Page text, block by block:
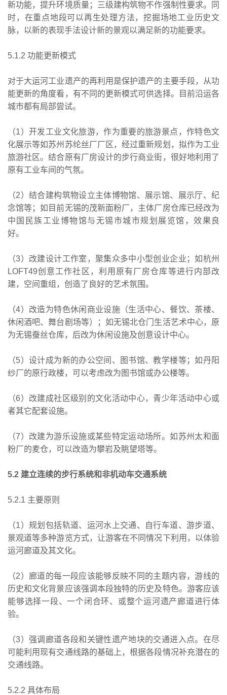
新功能，提升环境质量；三级建构筑物不作强制性要求。同
时，在重点地段可以再生处理方法，挖掘场地工业历史文
脉，以新的表现手法设计新的景观以满足新的功能要求。
5.1.2 功能更新模式
对于大运河工业遗产的再利用是保护遗产的主要手段，从功
能更新的角度看，有不同的更新模式可供选择。目前沿运各
城市都有局部尝试。
（1）开发工业文化旅游，作为重要的旅游景点，作特色文
化展示等如苏州苏纶丝厂厂区，经过重新规划，拟作为工业
旅游社区。结合原有厂房设计的步行商业街，很好地利用了
原有工业车间的气氛。
（2）结合建构筑物设立主体博物馆、展示馆、展示厅、纪
念馆等；如目前无锡的茂新面粉厂，主体厂房仓库已经改为
中国民族工业博物馆与无锡市城市规划展览馆，效果良
好。
（3）改建设计工作室，聚集众多中小型创业企业；如杭州
LOFT49创意工作社区，利用原有厂房仓库等进行内部改
建，空间重组，创造了良好的艺术氛围。
（4）改造为特色休闲商业设施（生活中心、餐饮、茶楼、
休闲酒吧、舞台剧场等）；如无锡北仓门生活艺术中心，原
为无锡蚕丝仓库，后改为休闲设施及创意设计中心。
（5）设计成为新的办公空间、图书馆、教学楼等；如丹阳
纱厂的原行政楼，可以考虑改为图书馆或办公楼等。
（6）改建成社区级别的文化活动中心，青少年活动中心或
者其它配套设施。
（7）改建为游乐设施或某些特定运动场所。如苏州太和面
粉厂的麦仓，可以改造为攀岩及眺望塔等。
5.2 建立连续的步行系统和非机动车交通系统
5.2.1 主要原则
（1）规划包括轨道、运河水上交通、自行车道、游步道、
景观道等多种游览方式，让游客在不同情况下利用，以体验
运河廊道及其文化。
（2）廊道的每一段应该能够反映不同的主题内容，游线的
历史和文化背景应该强调本段独特的历史及特色。游客应该
能够选择一段、一个闭合环、或整个运河遗产廊道进行体
验。
（3）强调廊道各段和关键性遗产地块的交通进入点。在尽
可能利用现有交通线路的基础上，根据各段情况补充潜在的
交通线路。
5.2.2 具体布局